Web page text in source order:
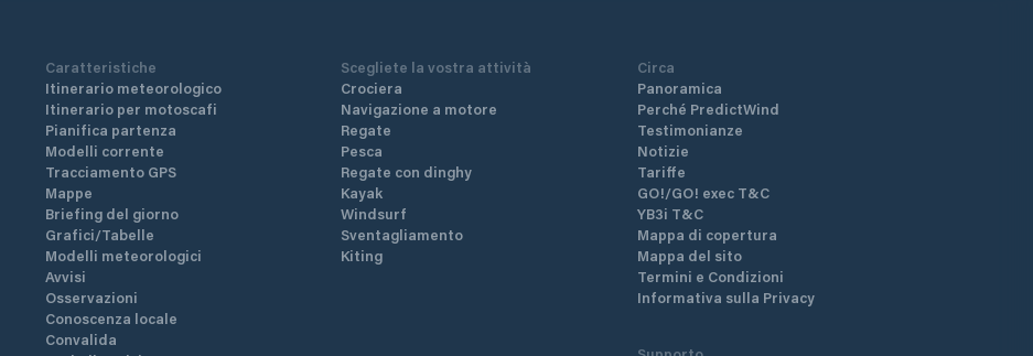
Caratteristiche
Itinerario meteorologico
Itinerario per motoscafi
Pianifica partenza
Modelli corrente
Tracciamento GPS
Mappe
Briefing del giorno
Grafici/Tabelle
Modelli meteorologici
Avvisi
Osservazioni
Conoscenza locale
Convalida
Scegliete la vostra attività
Crociera
Navigazione a motore
Regate
Pesca
Regate con dinghy
Kayak
Windsurf
Sventagliamento
Kiting
Circa
Panoramica
Perché PredictWind
Testimonianze
Notizie
Tariffe
GO!/GO! exec T&C
YB3i T&C
Mappa di copertura
Mappa del sito
Termini e Condizioni
Informativa sulla Privacy